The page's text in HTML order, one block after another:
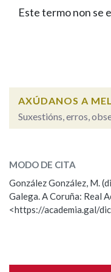
Facebook
TwitterYoutubeInstagram
BUSCAR NOS
Remata por
BUSCAR NO
Nas definicións
Este termo non se
AXÚDANOS A
Suxestións, erros,
Observación
Nome
MODO DE CITA
González González, M.
Galega. A Coruña: Real
<https://academia.gal/